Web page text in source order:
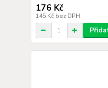
176 Kč
145 Kč bez DPH